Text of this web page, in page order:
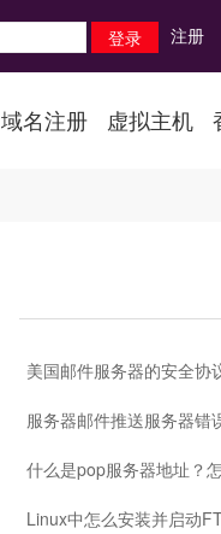
注册
域名注册 虚拟主机
美国邮件服务器的安全协
服务器邮件推送服务器错
什么是pop服务器地址？
Linux中怎么安装并启动